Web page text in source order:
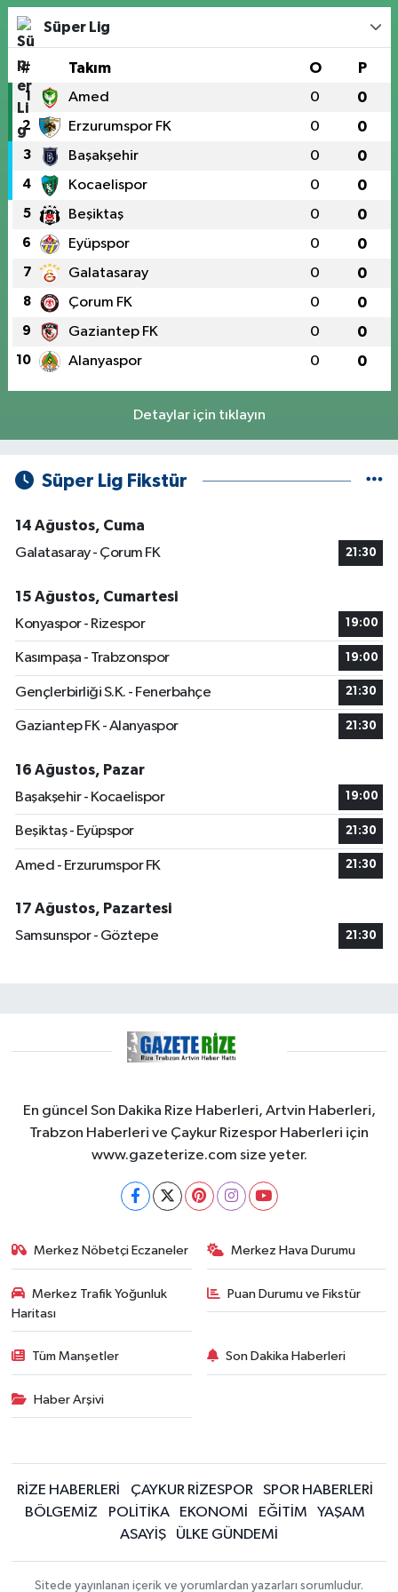
Süper Lig
# Takım O P
1 Amed 0 0
2 Erzurumspor FK 0 0
3 Başakşehir 0 0
4 Kocaelispor 0 0
5 Beşiktaş 0 0
6 Eyüpspor 0 0
7 Galatasaray 0 0
8 Çorum FK 0 0
9 Gaziantep FK 0 0
10 Alanyaspor 0 0
Detaylar için tıklayın
Süper Lig Fikstür
14 Ağustos, Cuma
Galatasaray - Çorum FK
21:30
15 Ağustos, Cumartesi
Konyaspor - Rizespor
19:00
Kasımpaşa - Trabzonspor 19:00
Gençlerbirliği S.K. - Fenerbahçe 21:30
Gaziantep FK - Alanyaspor 21:30
16 Ağustos, Pazar
Başakşehir - Kocaelispor
19:00
Beşiktaş - Eyüpspor 21:30
Amed - Erzurumspor FK 21:30
17 Ağustos, Pazartesi
Samsunspor - Göztepe
21:30
En güncel Son Dakika Rize Haberleri, Artvin Haberleri,
Trabzon Haberleri ve Çaykur Rizespor Haberleri için
www.gazeterize.com size yeter.
Merkez Nöbetçi Eczaneler Merkez Hava Durumu
Merkez Trafik Yoğunluk
Haritası
Puan Durumu ve Fikstür
Tüm Manşetler Son Dakika Haberleri
Haber Arşivi
RİZE HABERLERİ ÇAYKUR RİZESPOR
SPOR HABERLERİ
BÖLGEMİZ
POLİTİKA EKONOMİ EĞİTİM
YAŞAM
ASAYİŞ
ÜLKE GÜNDEMİ
Sitede yayınlanan içerik ve yorumlardan yazarları sorumludur.